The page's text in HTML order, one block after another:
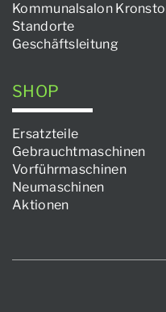
Kommunalsalon
Standorte
Geschäftsleitung
SHOP
Ersatzteile
Gebrauchtmaschinen
Vorführmaschinen
Neumaschinen
Aktionen